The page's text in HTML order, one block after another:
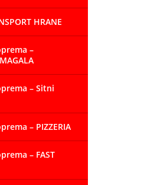
HRANE
–
– Sitni
– PIZZERIA
– FAST